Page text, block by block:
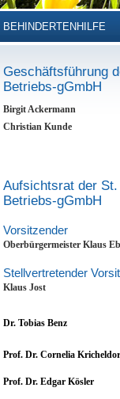
BEHINDERTENHILFE
Geschäftsführung
Betriebs-gGmbH
Birgit Ackermann
Christian Kunde
Aufsichtsrat der
Betriebs-gGmbH
Vorsitzender
Oberbürgermeister Klaus
Stellvertretender
Klaus Jost
Dr. Tobias Benz
Prof. Dr. Cornelia
Prof. Dr. Edgar Kösler